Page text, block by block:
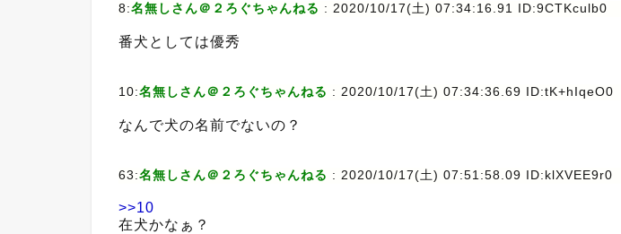
8:名無しさん＠２ろぐちゃんねる : 2020/10/17(土) 07:34:16.91 ID:9CTKculb0
番犬としては優秀
10:名無しさん＠２ろぐちゃんねる : 2020/10/17(土) 07:34:36.69 ID:tK+hIqeO0
なんで犬の名前でないの？
63:名無しさん＠２ろぐちゃんねる : 2020/10/17(土) 07:51:58.09 ID:klXVEE9r0
>>10
在犬かなぁ？